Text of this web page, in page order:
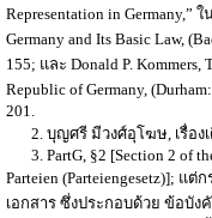
Representation in Germany,”
Germany and Its Basic Law,
155; และ Donald P. Kommers,
Republic of Germany,
201.
2. บุญศรี มีวงศ์อุโฆษ, เรื่องเ
3. PartG, §2 [Section 2 of
Parteien (Parteiengesetz)];
เอกสาร ซึ่งประกอบด้วย ข้อบั